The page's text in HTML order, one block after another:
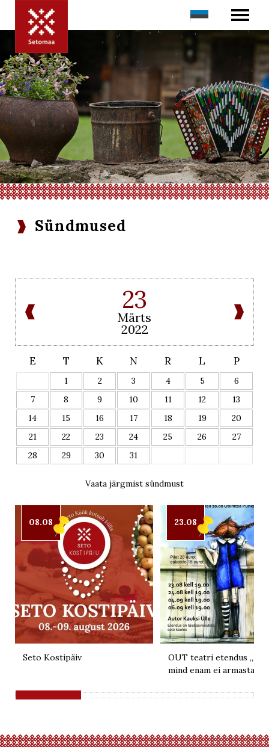
Sündmused
23
Märts
2022
E T K N R L P
1 2 3 4 5
6
7
8 9 10 11 12
13
14
15 16 17 18 19
20
21
22 23 24 25 26
27
28
29 30 31
Vaata järgmist sündmust
08.08
Seto Kostipäiv
23.08
OUT teatri etendus „Kui
mind enam ei armasta“